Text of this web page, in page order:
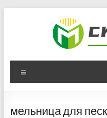
мельница для